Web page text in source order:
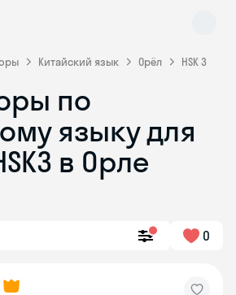
Китайский язык Орёл HSK 3
по
языку для
в Орле
0